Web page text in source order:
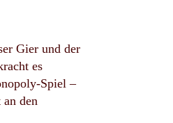
Gier und der
es
Spiel –
den